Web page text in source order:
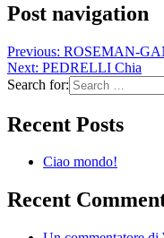
Post navigation
Previous: ROSEMAN-
Next: PEDRELLI Chia
Search for:
Recent Posts
Ciao mondo!
Recent